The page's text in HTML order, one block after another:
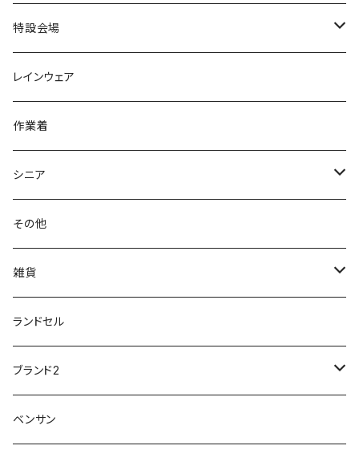
フォーマル/ビジネス/通学靴
学生靴
ビジネスシューズ
アウトドア/トレッキング
スポーツ
アキレス Achilles
GIRARE
Field tex
イチマツ
パンジー Pansy
第一ゴム
ミレディ Milady
コンバース CONVERSE
ネウシ NEUSHI
トパーズ TOPAZ
スケッチャーズ
疲れにくいクッション性能
脱ぎ履き簡単
20190211nattack
20200114ncv
20191223nrain
20190106nattack
20190223nkutu
20190501nnf
20200701nmensand
20200721nwsand
20190702caq
特設会場
悩み解決
膝・腰痛
暑い、足汗、ムレ対策
レインアイテム
レインブーツ
防水シューズ
レインブーツ
アウトドア・トレッキング
動画でご紹介
フォーマル/ビジネス/通学靴
軽量
夏特集
レインウェア
作業着
シニア
カジュアル
カジュアルシューズ
紳士
婦人
その他
雑貨
雨具
傘
ランドセル
ブランド2
ノースフェイス
ベンサン